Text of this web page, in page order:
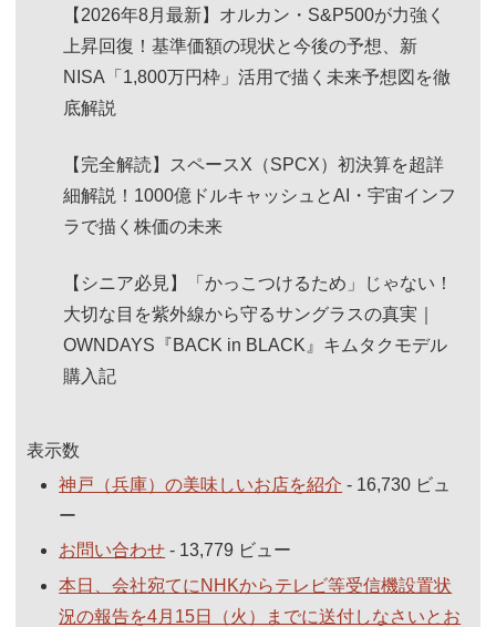
【2026年8月最新】オルカン・S&P500が力強く
上昇回復！基準価額の現状と今後の予想、新
NISA「1,800万円枠」活用で描く未来予想図を徹
底解説
【完全解読】スペースX（SPCX）初決算を超詳
細解説！1000億ドルキャッシュとAI・宇宙インフ
ラで描く株価の未来
【シニア必見】「かっこつけるため」じゃない！
大切な目を紫外線から守るサングラスの真実｜
OWNDAYS『BACK in BLACK』キムタクモデル
購入記
表示数
神戸（兵庫）の美味しいお店を紹介 - 16,730 ビュ
ー
お問い合わせ - 13,779 ビュー
本日、会社宛てにNHKからテレビ等受信機設置状
況の報告を4月15日（火）までに送付しなさいとお